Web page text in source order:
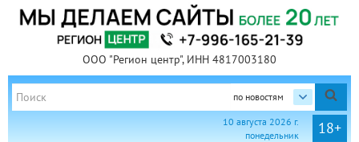
ООО "Регион центр", ИНН 4817003180
по новостям
18+
10 августа 2026 г.
понедельник